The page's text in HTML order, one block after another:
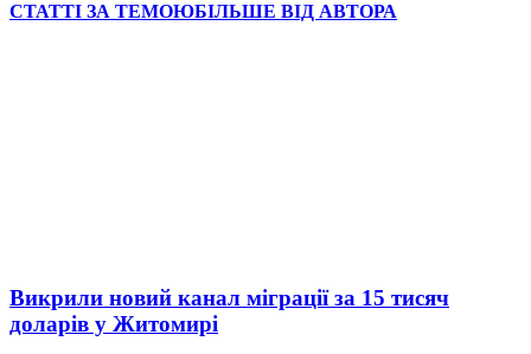
СТАТТІ ЗА ТЕМОЮБІЛЬШЕ ВІД АВТОРА
Викрили новий канал міграції за 15 тисяч
доларів у Житомирі